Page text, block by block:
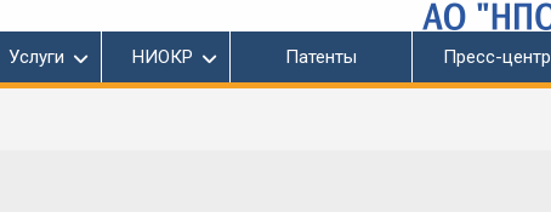
Услуги НИОКР Патенты Пресс-центр